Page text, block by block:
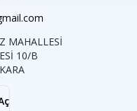
MAHALLESİ
10/B